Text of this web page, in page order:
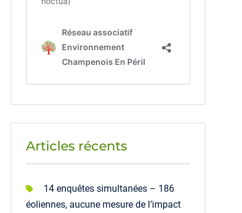
Articles récents
14 enquêtes simultanées – 186
éoliennes, aucune mesure de l’impact